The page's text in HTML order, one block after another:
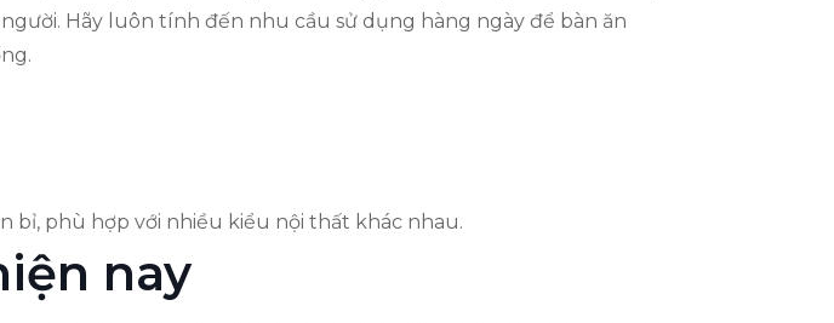
Hãy luôn tính đến nhu cầu sử dụng hàng ngày để bàn ăn
bỉ, phù hợp với nhiều kiểu nội thất khác nhau.
nay